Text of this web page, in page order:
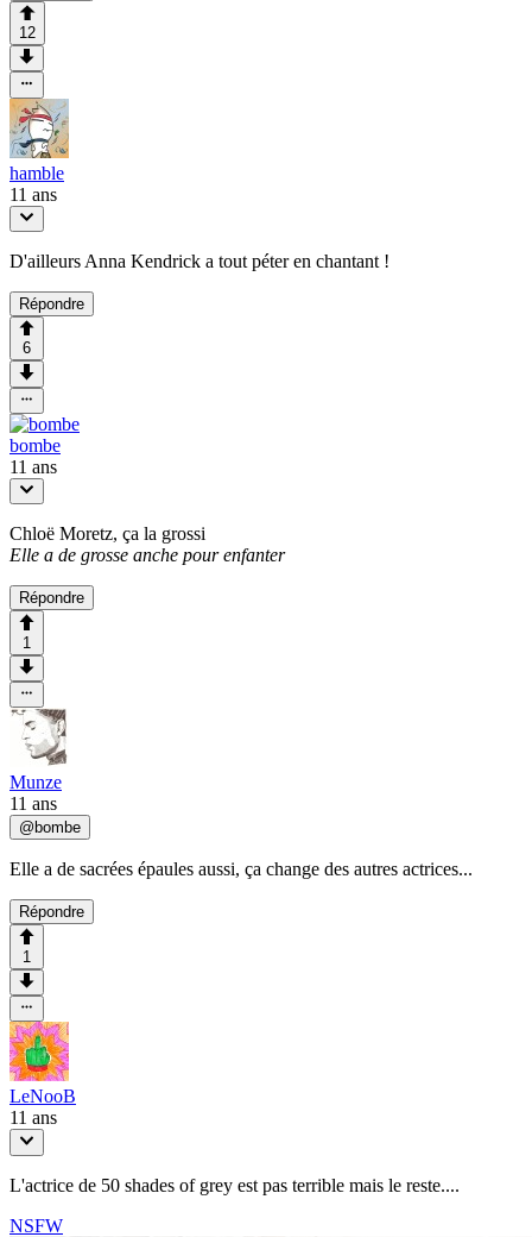
12
hamble
11 ans
D'ailleurs Anna Kendrick a tout péter en chantant !
Répondre
6
bombe
11 ans
Chloë Moretz, ça la grossi
Elle a de grosse anche pour enfanter
Répondre
1
Munze
11 ans
@ bombe
Elle a de sacrées épaules aussi, ça change des autres actrices...
Répondre
1
LeNooB
11 ans
L'actrice de 50 shades of grey est pas terrible mais le reste....
NSFW